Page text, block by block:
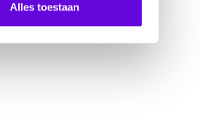
Alles toestaan